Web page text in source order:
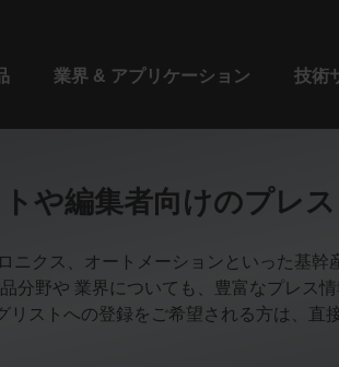
業界 & アプリケーション 技術
や編集者向けのプレ
ニクス、オートメーションといった基幹
分野や 業界についても、豊富なプレス情
ストへの登録をご希望される方は、直